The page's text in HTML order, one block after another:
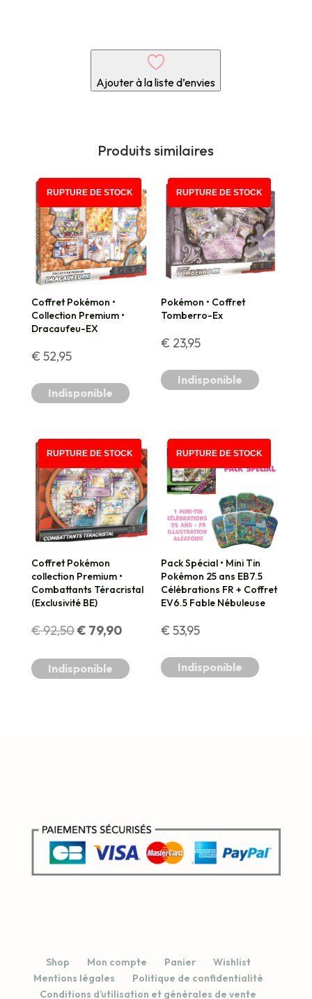
Ajouter à la liste d’envies
Produits similaires
RUPTURE DE STOCK
Coffret Pokémon •
Collection Premium •
Dracaufeu-EX
€ 52,95
Indisponible
RUPTURE DE STOCK
Pokémon • Coffret
Tomberro-Ex
€ 23,95
Indisponible
PROMO !
RUPTURE DE STOCK
Coffret Pokémon
collection Premium •
Combattants Téracristal
(Exclusivité BE)
€92,50Le
prix
€ 79,90Le
prix
Indisponible
RUPTURE DE STOCK
Pack Spécial • Mini Tin
Pokémon 25 ans EB7.5
Célébrations FR + Coffret
EV6.5 Fable Nébuleuse
€ 53,95
Indisponible
Shop Mon compte Panier
Wishlist
Mentions légales
Politique de confidentialité
Conditions d’utilisation et générales de vente